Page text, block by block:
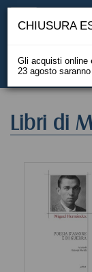
Libri di
CHIUSURA
Gli acquisti online
23 agosto